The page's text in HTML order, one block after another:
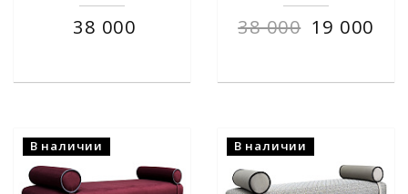
38 000
38 000 19 000
В наличии В наличии